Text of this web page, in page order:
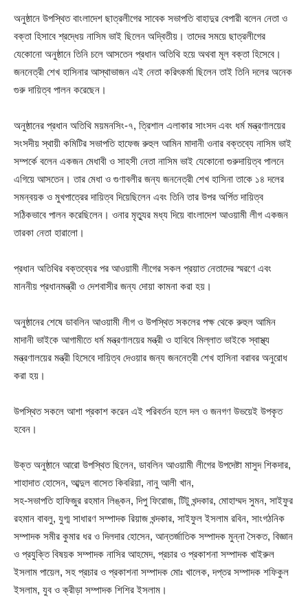
অনুষ্ঠানে উপস্থিত বাংলাদেশ ছাত্রলীগের সাবেক সভাপতি বাহাদুর বেপারী বলেন নেতা ও
বক্তা হিসাবে শ্রদ্ধেয় নাসিম ভাই ছিলেন অদ্বিতীয়। তাদের সময়ে ছাত্রলীগের
যেকোনো অনুষ্ঠানে তিনি চলে আসতেন প্রধান অতিথি হয়ে অথবা মূল বক্তা হিসেবে।
জননেত্রী শেখ হাসিনার আস্থাভাজন এই নেতা করিৎকর্মা ছিলেন তাই তিনি দলের অনেক
গুরু দায়িত্ব পালন করেছেন।
অনুষ্ঠানের প্রধান অতিথি ময়মনসিং-৭, ত্রিশাল এলাকার সাংসদ এবং ধর্ম মন্ত্রণালয়ের
সংসদীয় স্থায়ী কমিটির সভাপতি হাফেজ রুহুল আমিন মাদানী ওনার বক্তব্যে নাসিম ভাই
সম্পর্কে বলেন একজন মেধাবী ও সাহসী নেতা নাসিম ভাই যেকোনো গুরুদায়িত্ব পালনে
এগিয়ে আসতেন। তার মেধা ও গুণাবলীর জন্য জননেত্রী শেখ হাসিনা তাকে ১৪ দলের
সমন্বয়ক ও মুখপাত্রের দায়িত্ব দিয়েছিলেন এবং তিনি তার উপর অর্পিত দায়িত্ব
সঠিকভাবে পালন করেছিলেন। ওনার মৃত্যুর মধ্য দিয়ে বাংলাদেশ আওয়ামী লীগ একজন
তারকা নেতা হারালো।
প্রধান অতিথির বক্তব্যের পর আওয়ামী লীগের সকল প্রয়াত নেতাদের স্মরণে এবং
মাননীয় প্রধানমন্ত্রী ও দেশবাসীর জন্য দোয়া কামনা করা হয়।
অনুষ্ঠানের শেষে ডাবলিন আওয়ামী লীগ ও উপস্থিত সকলের পক্ষ থেকে রুহুল আমিন
মাদানী ভাইকে আগামীতে ধর্ম মন্ত্রণালয়ের মন্ত্রী ও হাবিবে মিল্লাত ভাইকে স্বাস্থ্য
মন্ত্রণালয়ের মন্ত্রী হিসেবে দায়িত্ব দেওয়ার জন্য জননেত্রী শেখ হাসিনা বরাবর অনুরোধ
করা হয়।
উপস্থিত সকলে আশা প্রকাশ করেন এই পরিবর্তন হলে দল ও জনগণ উভয়েই উপকৃত
হবেন।
উক্ত অনুষ্ঠানে আরো উপস্থিত ছিলেন, ডাবলিন আওয়ামী লীগের উপদেষ্টা মাসুদ শিকদার,
শাহাদাত হোসেন, আব্দুল বাসেত কিবরিয়া, নানু আলী খান,
সহ-সভাপতি হাফিজুর রহমান লিঙ্কন, দিপু ফিরোজ, টিটু খন্দকার, মোহাম্মদ সুমন, সাইফুর
রহমান বাবলু, যুগ্ম সাধারণ সম্পাদক রিয়াজ খন্দকার, সাইফুল ইসলাম রবিন, সাংগঠনিক
সম্পাদক সমীর কুমার ধর ও দিলদার হোসেন, আন্তর্জাতিক সম্পাদক মুন্না সৈকত, বিজ্ঞান
ও প্রযুক্তি বিষয়ক সম্পাদক নাসির আহমেদ, প্রচার ও প্রকাশনা সম্পাদক খাইরুল
ইসলাম পায়েল, সহ প্রচার ও প্রকাশনা সম্পাদক মোঃ খালেক, দপ্তর সম্পাদক শফিকুল
ইসলাম, যুব ও ক্রীড়া সম্পাদক শিশির ইসলাম।